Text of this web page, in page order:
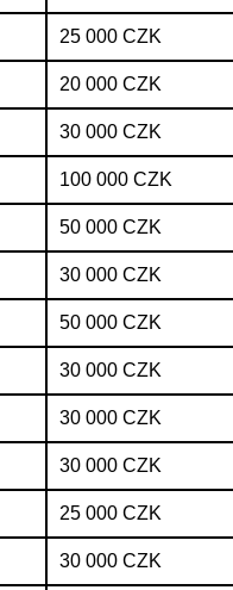
25 000 CZK
20 000 CZK
30 000 CZK
100 000 CZK
50 000 CZK
30 000 CZK
50 000 CZK
30 000 CZK
30 000 CZK
30 000 CZK
25 000 CZK
30 000 CZK